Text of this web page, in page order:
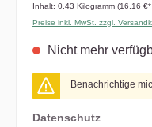
Inhalt: 0.43 Kilogramm (16,16
Preise inkl. MwSt. zzgl.
Nicht mehr
Benachrichtige
Datenschutz